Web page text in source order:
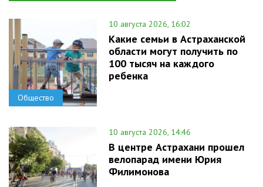
Общество
10 августа 2026, 16:02
Какие семьи в Астраханской
области могут получить по
100 тысяч на каждого
ребенка
10 августа 2026, 14:46
В центре Астрахани прошел
велопарад имени Юрия
Филимонова